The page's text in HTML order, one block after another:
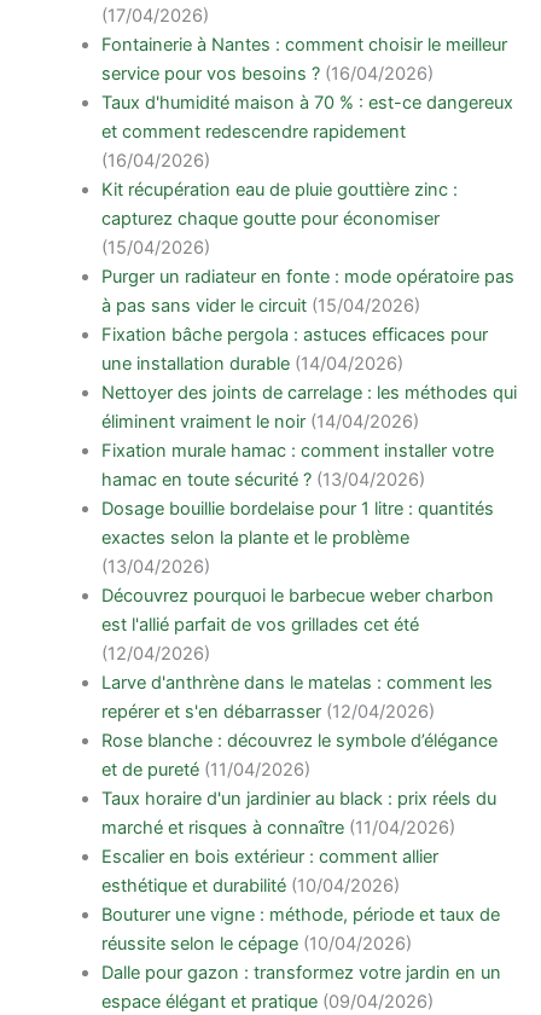
(17/04/2026)
Fontainerie à Nantes : comment choisir le meilleur
service pour vos besoins ? (16/04/2026)
Taux d'humidité maison à 70 % : est-ce dangereux
et comment redescendre rapidement
(16/04/2026)
Kit récupération eau de pluie gouttière zinc :
capturez chaque goutte pour économiser
(15/04/2026)
Purger un radiateur en fonte : mode opératoire pas
à pas sans vider le circuit (15/04/2026)
Fixation bâche pergola : astuces efficaces pour
une installation durable (14/04/2026)
Nettoyer des joints de carrelage : les méthodes qui
éliminent vraiment le noir (14/04/2026)
Fixation murale hamac : comment installer votre
hamac en toute sécurité ? (13/04/2026)
Dosage bouillie bordelaise pour 1 litre : quantités
exactes selon la plante et le problème
(13/04/2026)
Découvrez pourquoi le barbecue weber charbon
est l'allié parfait de vos grillades cet été
(12/04/2026)
Larve d'anthrène dans le matelas : comment les
repérer et s'en débarrasser (12/04/2026)
Rose blanche : découvrez le symbole d’élégance
et de pureté (11/04/2026)
Taux horaire d'un jardinier au black : prix réels du
marché et risques à connaître (11/04/2026)
Escalier en bois extérieur : comment allier
esthétique et durabilité (10/04/2026)
Bouturer une vigne : méthode, période et taux de
réussite selon le cépage (10/04/2026)
Dalle pour gazon : transformez votre jardin en un
espace élégant et pratique (09/04/2026)